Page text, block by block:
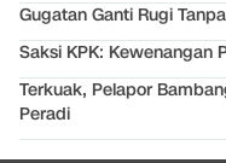
Gugatan Ganti Rugi
Saksi KPK: Kewenangan
Terkuak, Pelapor
Peradi